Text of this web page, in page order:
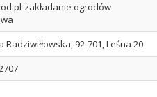
zakładanie ogrodów
Radziwiłłowska, 92-701, Leśna 20